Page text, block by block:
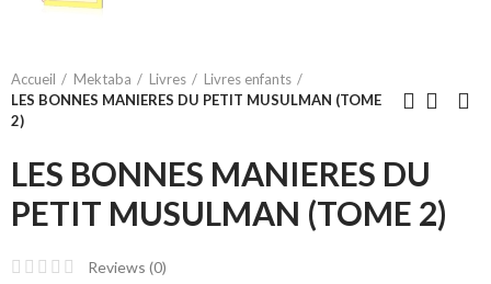
Accueil Mektaba Livres
Livres enfants
LES BONNES MANIERES DU PETIT MUSULMAN (TOME
2)
LES BONNES MANIERES DU
PETIT MUSULMAN (TOME 2)
Reviews (0)